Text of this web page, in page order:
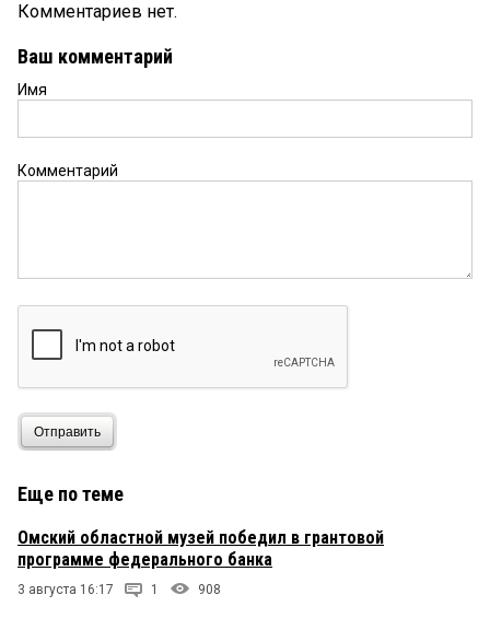
Комментариев нет.
Ваш комментарий
Имя
Комментарий
Отправить
Еще по теме
Омский областной музей победил в грантовой
программе федерального банка
3 августа 16:17 1 908